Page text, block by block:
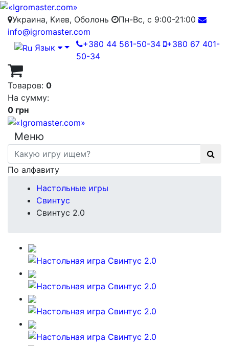
Украина, Киев, Оболонь
Пн-Вс, с 9:00-21:00
info@igromaster.com
Язык
+380 44 561-50-34 +380 67 401-
50-34
Товаров: 0
На сумму:
0 грн
Меню
По алфавиту
Настольные игры
Свинтус
Свинтус 2.0